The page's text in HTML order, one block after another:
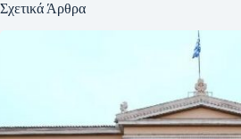
Σχετικά Άρθρα